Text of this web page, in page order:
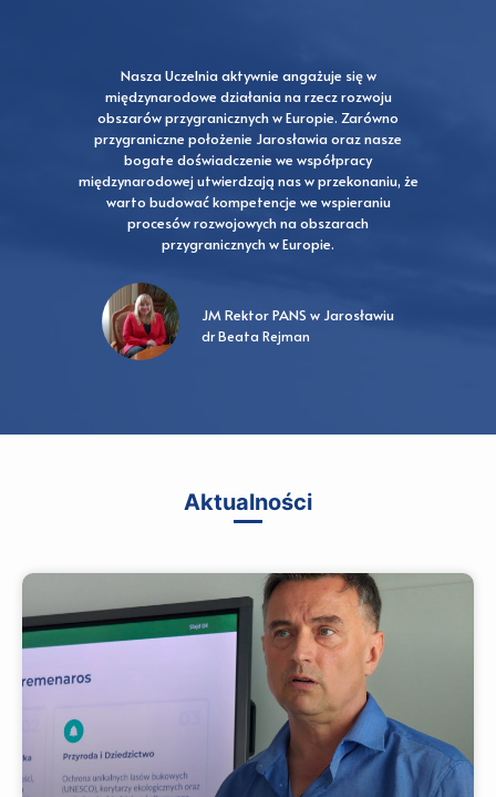
Nasza Uczelnia aktywnie angażuje się w
międzynarodowe działania na rzecz rozwoju
obszarów przygranicznych w Europie. Zarówno
przygraniczne położenie Jarosławia oraz nasze
bogate doświadczenie we współpracy
międzynarodowej utwierdzają nas w przekonaniu, że
warto budować kompetencje we wspieraniu
procesów rozwojowych na obszarach
przygranicznych w Europie.
JM Rektor PANS w Jarosławiu
dr Beata Rejman
Aktualności